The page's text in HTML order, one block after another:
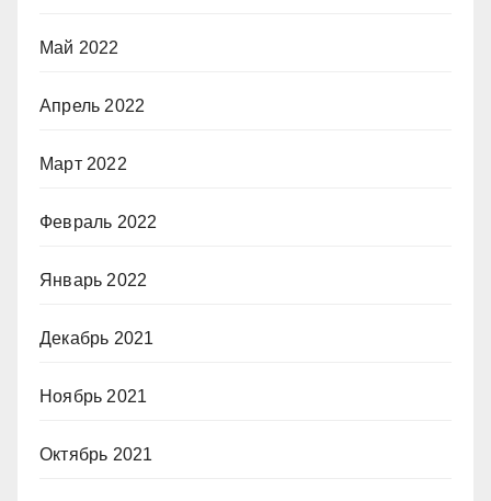
Май 2022
Апрель 2022
Март 2022
Февраль 2022
Январь 2022
Декабрь 2021
Ноябрь 2021
Октябрь 2021